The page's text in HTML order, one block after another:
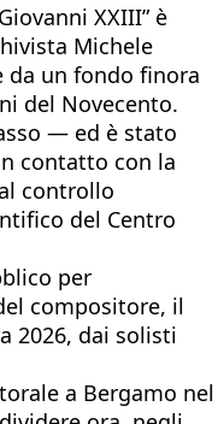
XXIII” è
Michele
da un fondo finora
del Novecento.
— ed è stato
contatto con la
controllo
del Centro
per
compositore, il
2026, dai solisti
a Bergamo nel